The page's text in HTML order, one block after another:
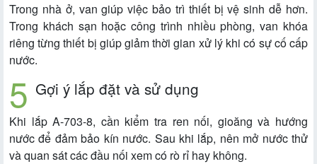
Trong nhà ở, van giúp việc bảo trì thiết bị vệ sinh dễ hơn.
Trong khách sạn hoặc công trình nhiều phòng, van khóa
riêng từng thiết bị giúp giảm thời gian xử lý khi có sự cố cấp
nước.
Gợi ý lắp đặt và sử dụng
Khi lắp A-703-8, cần kiểm tra ren nối, gioăng và hướng
nước để đảm bảo kín nước. Sau khi lắp, nên mở nước thử
và quan sát các đầu nối xem có rò rỉ hay không.